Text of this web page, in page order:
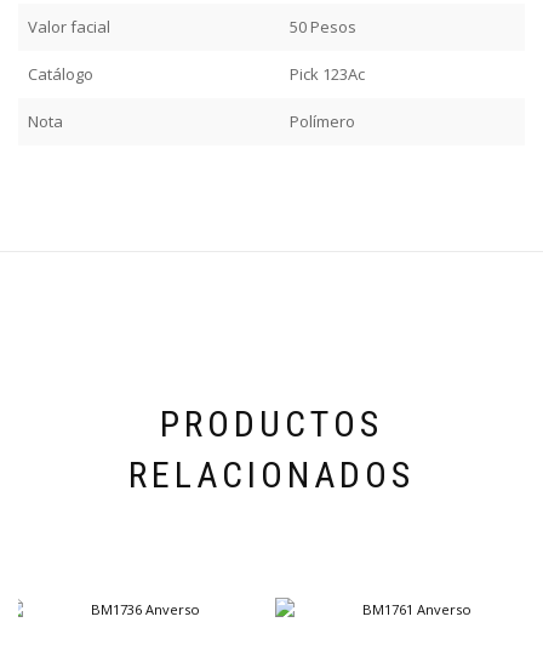
Valor facial 50 Pesos
Catálogo Pick 123Ac
Nota Polímero
PRODUCTOS
RELACIONADOS